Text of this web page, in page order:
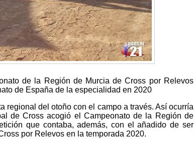
de la Región de Murcia de Cross por Relevos
de España de la especialidad en 2020
regional del otoño con el campo a través. Así ocurría
de Cross acogió el Campeonato de la Región de
que contaba, además, con el añadido de ser
por Relevos en la temporada 2020.